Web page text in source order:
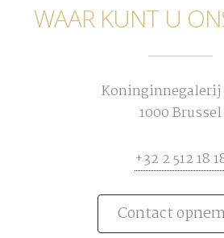
WAAR KUNT U
Koninginnegalerij
1000 Brussel
+32 2 512 18
Contact